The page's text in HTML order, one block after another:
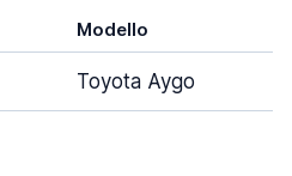
Modello
Toyota Aygo